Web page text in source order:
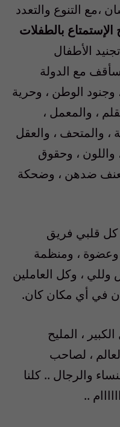
،مع التنوع والتعدد
الإستمتاع بالطفلات
الأطفال
مع الدولة
وجنود الوطن ، وحرية
، والمعمل ،
، والمتحف ، والعقل
واللون ، وحقوق
ضدهن ، وضحكة
كل قلبي فريق
(80) عضو وعضوة ، ومنظمة
، وكل العاملين
في أي مكان كان.
، المليح
، لصاحب
والرجال .. كلنا
..